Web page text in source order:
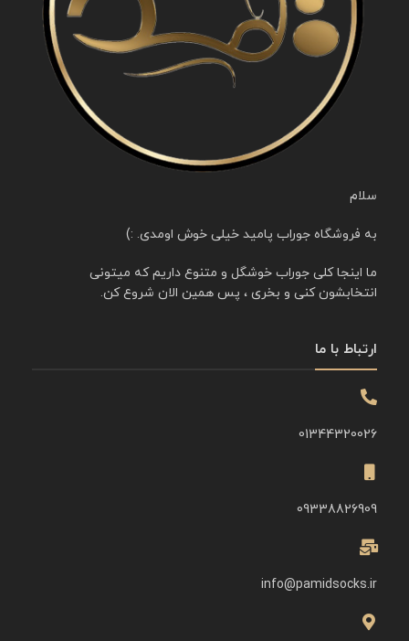
سلام
به فروشگاه جوراب پامید خیلی خوش اومدی. :)
ما اینجا کلی جوراب خوشگل و متنوع داریم که میتونی
انتخابشون کنی و بخری ، پس همین الان شروع کن.
ارتباط با ما
01344320026
09338826909
info@pamidsocks.ir